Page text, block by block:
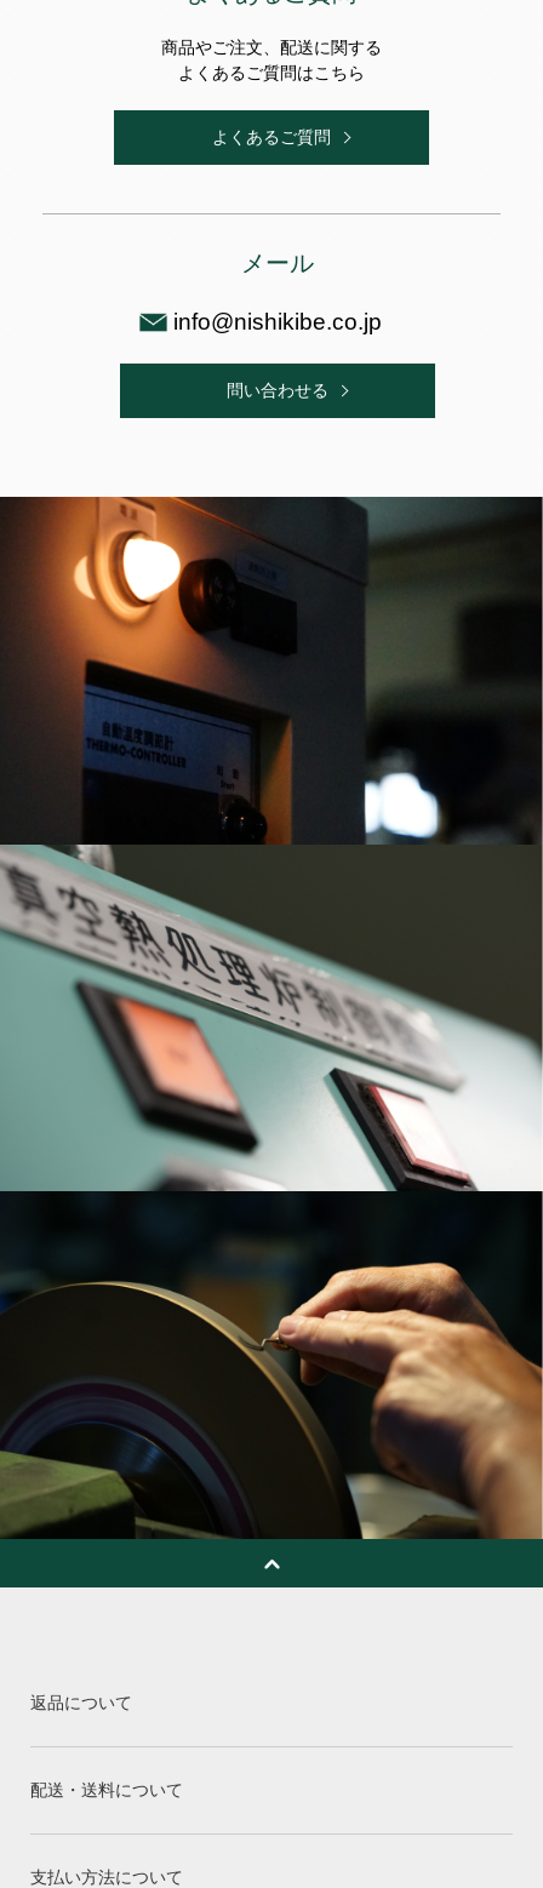
商品やご注文、配送に関する
よくあるご質問はこちら
よくあるご質問
メール
info@nishikibe.co.jp
問い合わせる
返品について
配送・送料について
支払い方法について